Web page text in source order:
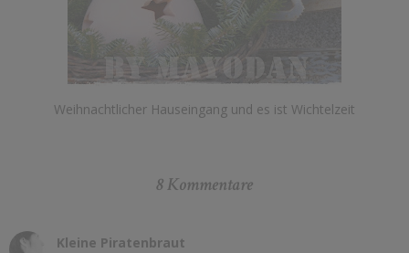
Weihnachtlicher Hauseingang und es ist Wichtelzeit
8 Kommentare
Kleine Piratenbraut